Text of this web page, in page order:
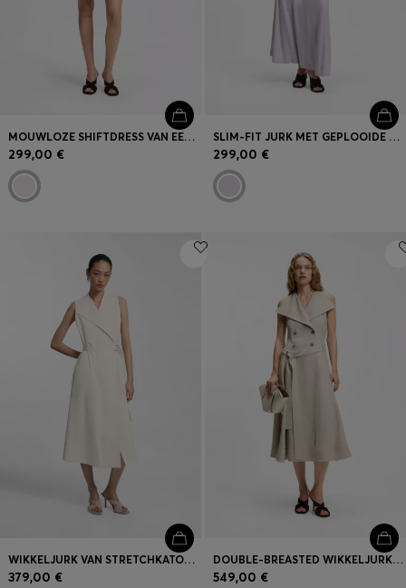
MOUWLOZE SHIFTDRESS VAN EEN LINNENMIX
299,00 €
SLIM-FIT JURK MET GEPLOOIDE DETAILS
299,00 €
WIKKELJURK VAN STRETCHKATOEN MET VERSTELBARE RIEM
379,00 €
DOUBLE-BREASTED WIKKELJURK VAN EEN LINNENMIX MET VISGRAATDESSIN
549,00 €